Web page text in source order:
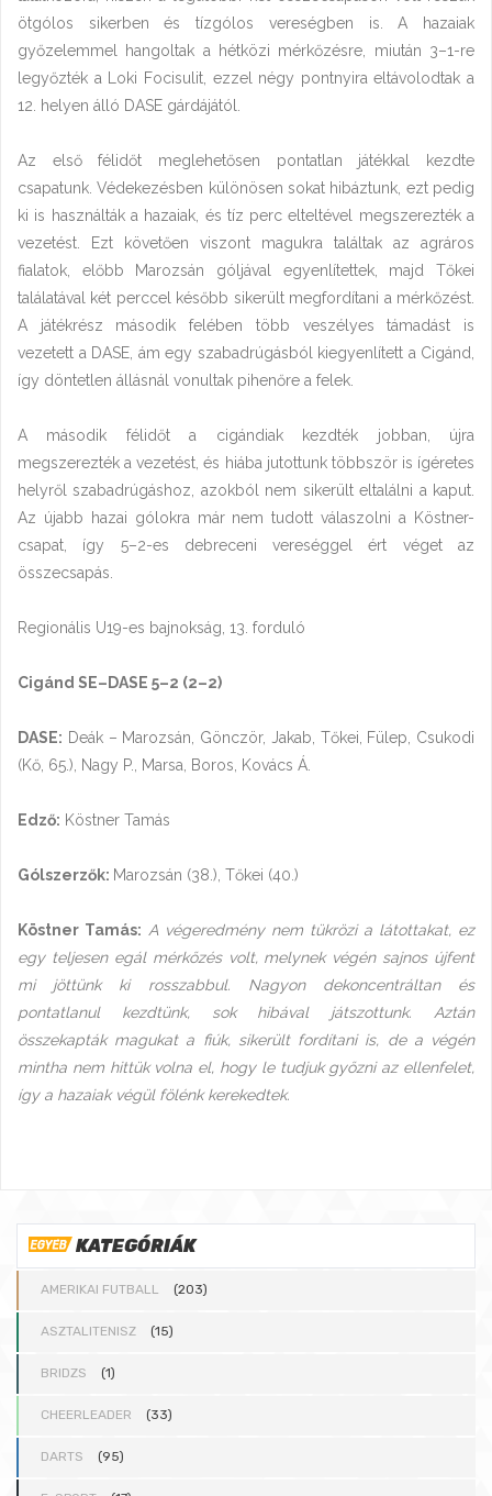
ötgólos sikerben és tízgólos vereségben is. A hazaiak
győzelemmel hangoltak a hétközi mérkőzésre, miután 3–1-re
legyőzték a Loki Focisulit, ezzel négy pontnyira eltávolodtak a
12. helyen álló DASE gárdájától.
Az első félidőt meglehetősen pontatlan játékkal kezdte
csapatunk. Védekezésben különösen sokat hibáztunk, ezt pedig
ki is használták a hazaiak, és tíz perc elteltével megszerezték a
vezetést. Ezt követően viszont magukra találtak az agráros
fialatok, előbb Marozsán góljával egyenlítettek, majd Tőkei
találatával két perccel később sikerült megfordítani a mérkőzést.
A játékrész második felében több veszélyes támadást is
vezetett a DASE, ám egy szabadrúgásból kiegyenlített a Cigánd,
így döntetlen állásnál vonultak pihenőre a felek.
A második félidőt a cigándiak kezdték jobban, újra
megszerezték a vezetést, és hiába jutottunk többször is ígéretes
helyről szabadrúgáshoz, azokból nem sikerült eltalálni a kaput.
Az újabb hazai gólokra már nem tudott válaszolni a Köstner-
csapat, így 5–2-es debreceni vereséggel ért véget az
összecsapás.
Regionális U19-es bajnokság, 13. forduló
Cigánd SE–DASE 5–2 (2–2)
DASE: Deák – Marozsán, Gönczör, Jakab, Tőkei, Fülep, Csukodi
(Kő, 65.), Nagy P., Marsa, Boros, Kovács Á.
Edző: Köstner Tamás
Gólszerzők: Marozsán (38.), Tőkei (40.)
Köstner Tamás: A végeredmény nem tükrözi a látottakat, ez
egy teljesen egál mérkőzés volt, melynek végén sajnos újfent
mi jöttünk ki rosszabbul. Nagyon dekoncentráltan és
pontatlanul kezdtünk, sok hibával játszottunk. Aztán
összekapták magukat a fiúk, sikerült fordítani is, de a végén
mintha nem hittük volna el, hogy le tudjuk győzni az ellenfelet,
így a hazaiak végül fölénk kerekedtek.
KATEGÓRIÁK
AMERIKAI FUTBALL (203)
ASZTALITENISZ (15)
BRIDZS (1)
CHEERLEADER (33)
DARTS (95)